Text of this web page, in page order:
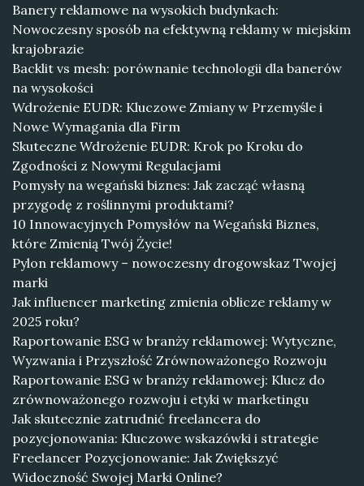
Banery reklamowe na wysokich budynkach:
Nowoczesny sposób na efektywną reklamy w miejskim
krajobrazie
Backlit vs mesh: porównanie technologii dla banerów
na wysokości
Wdrożenie EUDR: Kluczowe Zmiany w Przemyśle i
Nowe Wymagania dla Firm
Skuteczne Wdrożenie EUDR: Krok po Kroku do
Zgodności z Nowymi Regulacjami
Pomysły na wegański biznes: Jak zacząć własną
przygodę z roślinnymi produktami?
10 Innowacyjnych Pomysłów na Wegański Biznes,
które Zmienią Twój Życie!
Pylon reklamowy – nowoczesny drogowskaz Twojej
marki
Jak influencer marketing zmienia oblicze reklamy w
2025 roku?
Raportowanie ESG w branży reklamowej: Wytyczne,
Wyzwania i Przyszłość Zrównoważonego Rozwoju
Raportowanie ESG w branży reklamowej: Klucz do
zrównoważonego rozwoju i etyki w marketingu
Jak skutecznie zatrudnić freelancera do
pozycjonowania: Kluczowe wskazówki i strategie
Freelancer Pozycjonowanie: Jak Zwiększyć
Widoczność Swojej Marki Online?